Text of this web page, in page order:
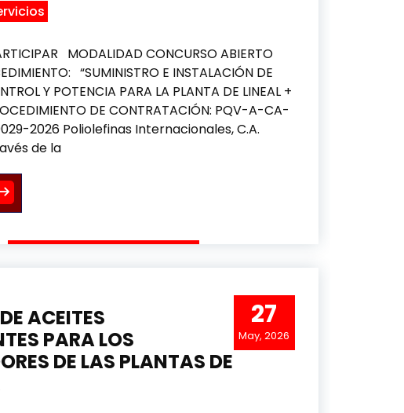
MODALIDAD CONCURSO ABIERTO
“SUMINISTRO E INSTALACIÓN DE
Y POTENCIA PARA LA PLANTA DE LINEAL +
DE CONTRATACIÓN: PQV-A-CA-
2026 Poliolefinas Internacionales, C.A.
de la
E INSTALACIÓN DE CABLES DE CONTROL Y POTENCIA
27
May, 2026
ACEITES
PARA LOS
DE LAS PLANTAS DE